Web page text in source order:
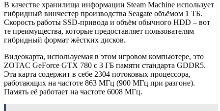
В качестве хранилища информации Steam Machine использует
гибридный винчестер производства Seagate объёмом 1 ТБ.
Скорость работы SSD-привода и объём обычного HDD – вот
те преимущества, которые предоставляет пользователям
гибридный формат жёстких дисков.
Видеокарта, используемая в этом игровом компьютере, это
ZOTAC GeForce GTX 780 с 3 ГБ памяти стандарта GDDR5.
Эта карта содержит в себе 2304 потоковых процессора,
работающих на частоте 863 МГц (900 МГц при разгоне).
Память её работает на частоте 6008 МГц.